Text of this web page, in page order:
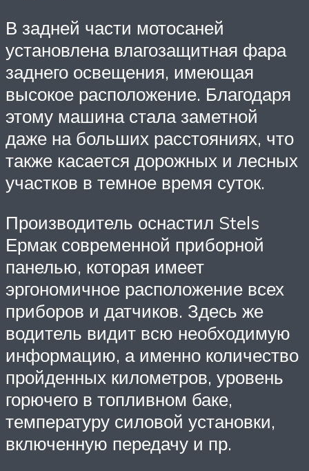
В задней части мотосаней
установлена влагозащитная фара
заднего освещения, имеющая
высокое расположение. Благодаря
этому машина стала заметной
даже на больших расстояниях, что
также касается дорожных и лесных
участков в темное время суток.
Производитель оснастил Stels
Ермак современной приборной
панелью, которая имеет
эргономичное расположение всех
приборов и датчиков. Здесь же
водитель видит всю необходимую
информацию, а именно количество
пройденных километров, уровень
горючего в топливном баке,
температуру силовой установки,
включенную передачу и пр.